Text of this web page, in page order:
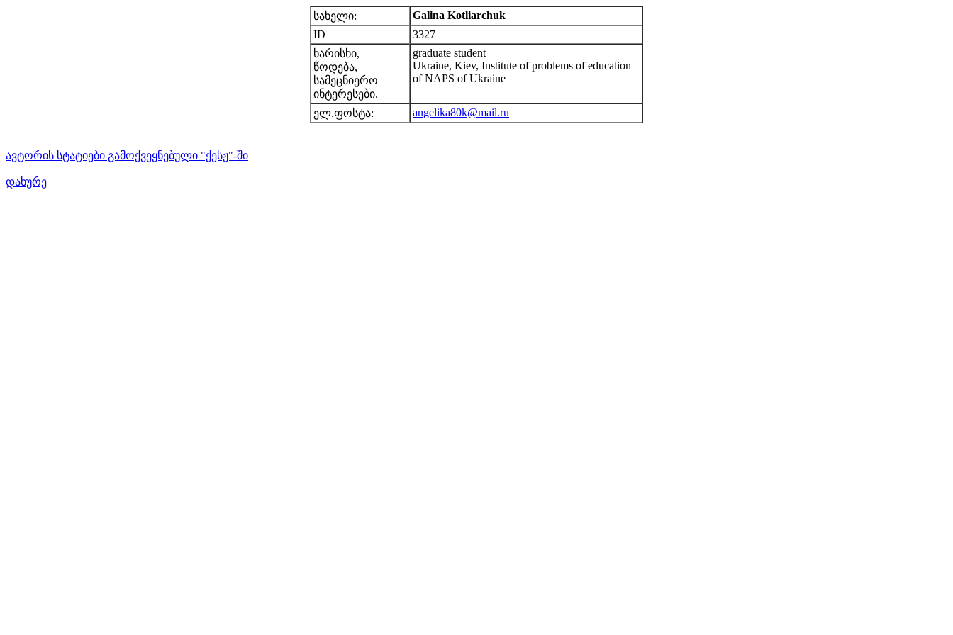
სახელი:
Galina Kotliarchuk
ID
3327
ხარისხი,
წოდება,
სამეცნიერო
ინტერესები.
graduate student
Ukraine, Kiev, Institute of problems of education
of NAPS of Ukraine
ელ.ფოსტა: angelika80k@mail.ru
ავტორის სტატიები გამოქვეყნებული "ქესჟ"-ში
დახურე